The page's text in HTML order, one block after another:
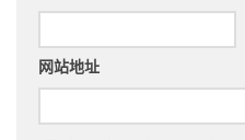
网站地址